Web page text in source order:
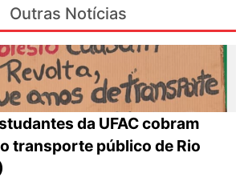
Outras Notícias
da UFAC cobram
transporte público de Rio